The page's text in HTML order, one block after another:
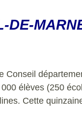
DE-
Conseil
élèves (250
Cette